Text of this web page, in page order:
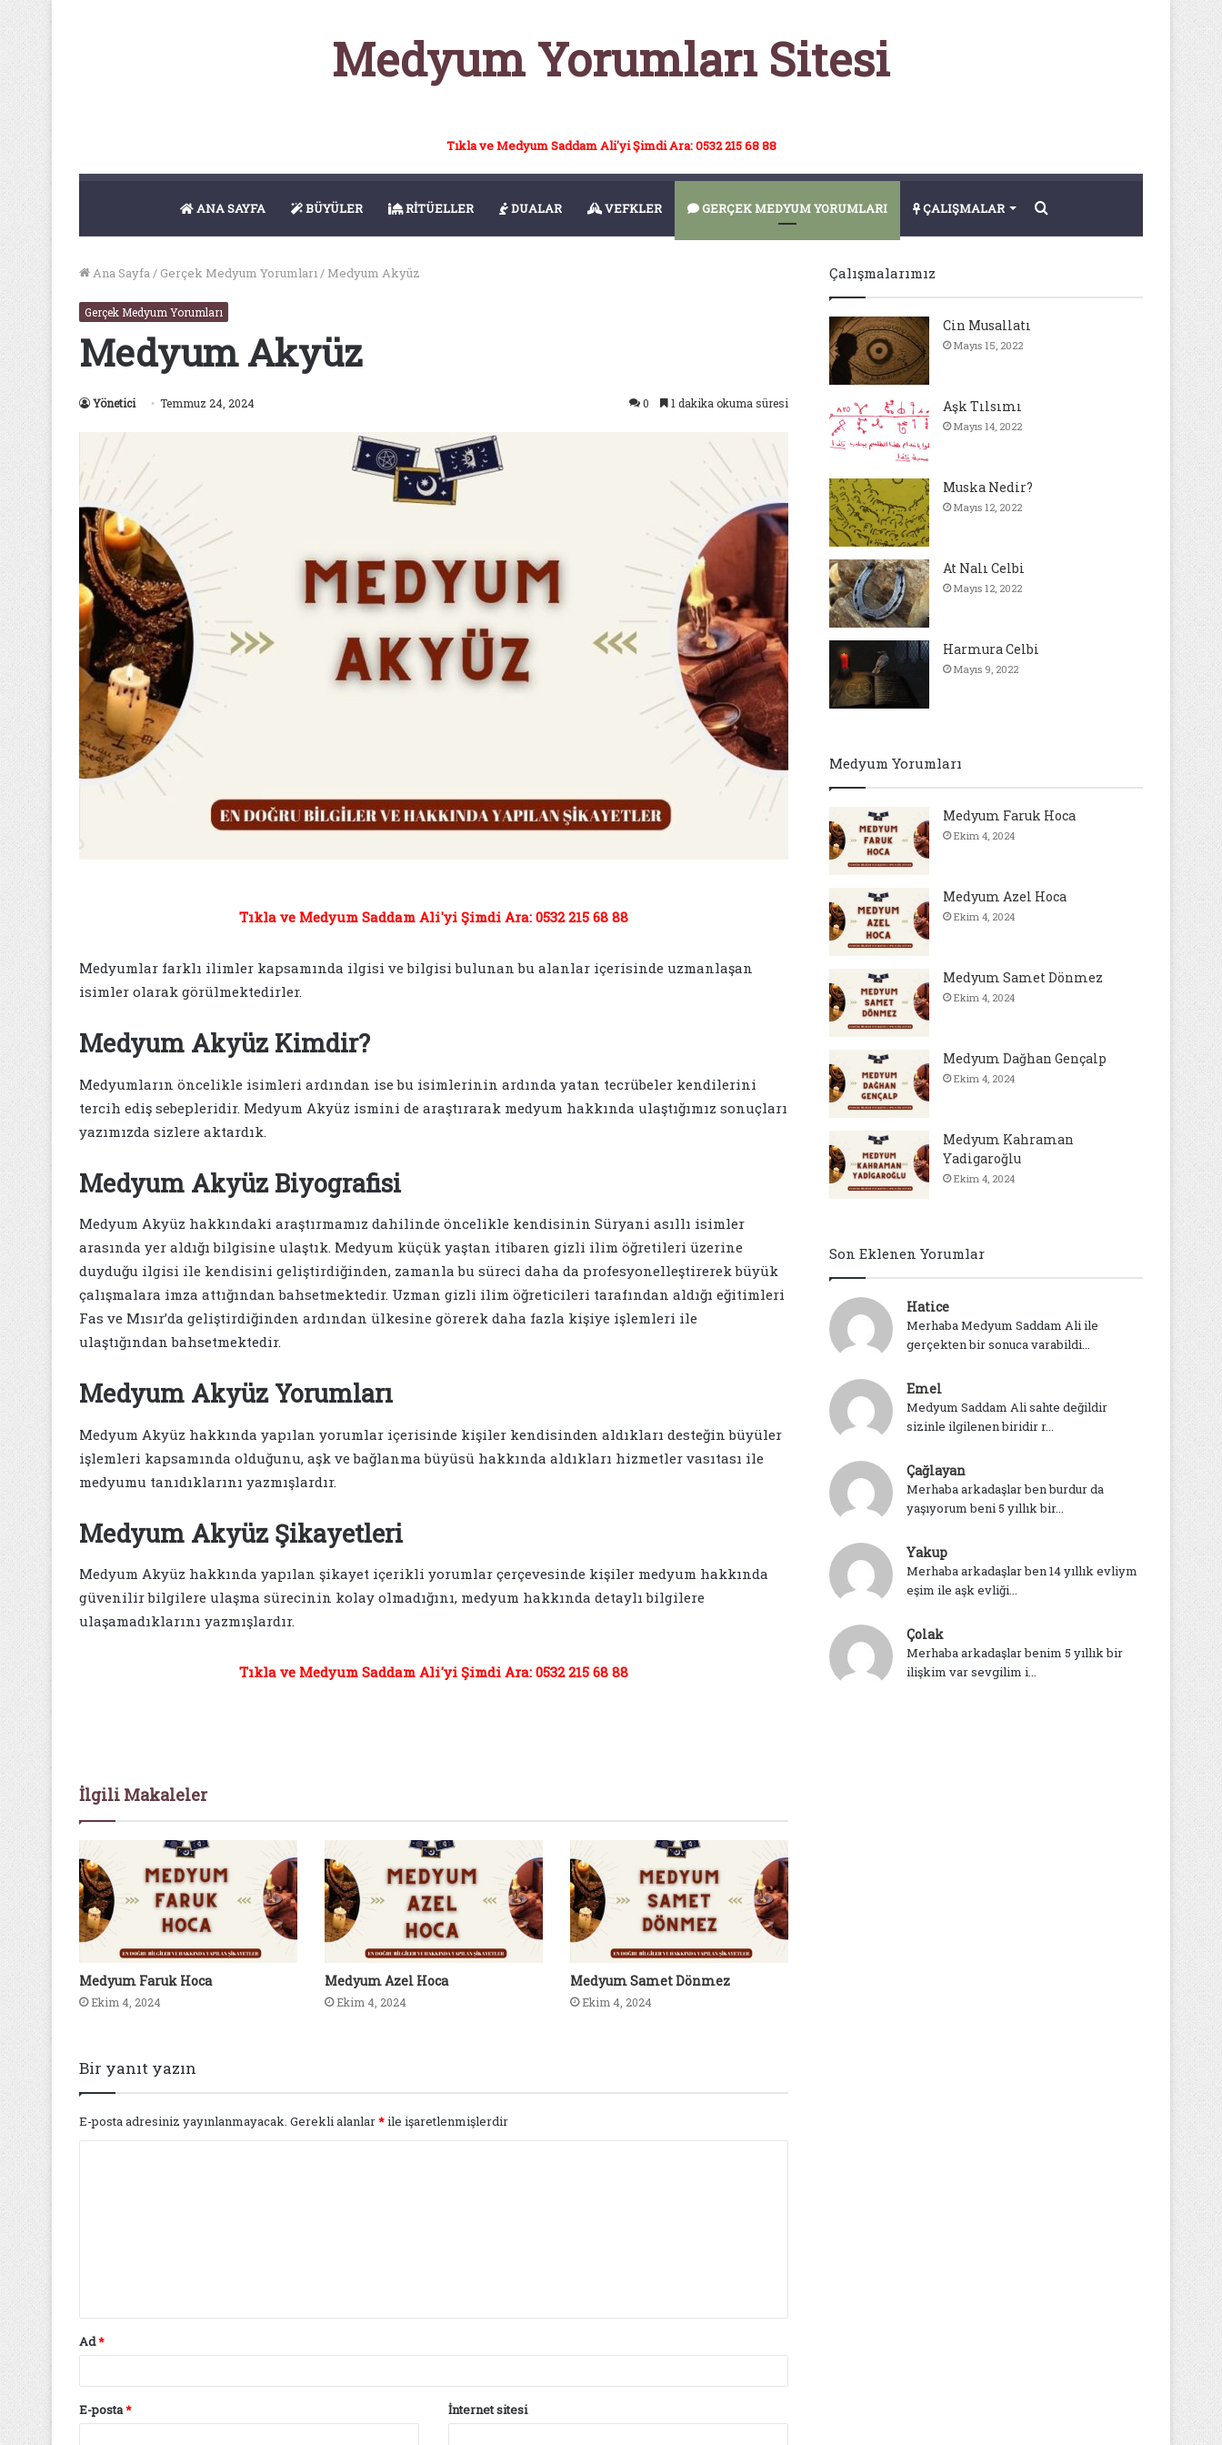
Medyum Yorumları Sitesi
Tıkla ve Medyum Saddam Ali'yi Şimdi Ara: 0532 215 68 88
ANA SAYFA BÜYÜLER RİTÜELLER DUALAR VEFKLER GERÇEK MEDYUM YORUMLARI ÇALIŞMALAR
Ana Sayfa/ Gerçek Medyum Yorumları/ Medyum Akyüz
Gerçek Medyum Yorumları
Medyum Akyüz
Yönetici Temmuz 24, 2024 0 1 dakika okuma süresi
Tıkla ve Medyum Saddam Ali'yi Şimdi Ara: 0532 215 68 88
Medyumlar farklı ilimler kapsamında ilgisi ve bilgisi bulunan bu alanlar içerisinde uzmanlaşan
isimler olarak görülmektedirler.
Medyum Akyüz Kimdir?
Medyumların öncelikle isimleri ardından ise bu isimlerinin ardında yatan tecrübeler kendilerini
tercih ediş sebepleridir. Medyum Akyüz ismini de araştırarak medyum hakkında ulaştığımız sonuçları
yazımızda sizlere aktardık.
Medyum Akyüz Biyografisi
Medyum Akyüz hakkındaki araştırmamız dahilinde öncelikle kendisinin Süryani asıllı isimler
arasında yer aldığı bilgisine ulaştık. Medyum küçük yaştan itibaren gizli ilim öğretileri üzerine
duyduğu ilgisi ile kendisini geliştirdiğinden, zamanla bu süreci daha da profesyonelleştirerek büyük
çalışmalara imza attığından bahsetmektedir. Uzman gizli ilim öğreticileri tarafından aldığı eğitimleri
Fas ve Mısır’da geliştirdiğinden ardından ülkesine görerek daha fazla kişiye işlemleri ile
ulaştığından bahsetmektedir.
Medyum Akyüz Yorumları
Medyum Akyüz hakkında yapılan yorumlar içerisinde kişiler kendisinden aldıkları desteğin büyüler
işlemleri kapsamında olduğunu, aşk ve bağlanma büyüsü hakkında aldıkları hizmetler vasıtası ile
medyumu tanıdıklarını yazmışlardır.
Medyum Akyüz Şikayetleri
Medyum Akyüz hakkında yapılan şikayet içerikli yorumlar çerçevesinde kişiler medyum hakkında
güvenilir bilgilere ulaşma sürecinin kolay olmadığını, medyum hakkında detaylı bilgilere
ulaşamadıklarını yazmışlardır.
Tıkla ve Medyum Saddam Ali'yi Şimdi Ara: 0532 215 68 88
İlgili Makaleler
Medyum Faruk Hoca
Ekim 4, 2024
Medyum Azel Hoca
Ekim 4, 2024
Medyum Samet Dönmez
Ekim 4, 2024
Bir yanıt yazın
E-posta adresiniz yayınlanmayacak. Gerekli alanlar*ile işaretlenmişlerdir
Ad*
E-posta* İnternet sitesi
Çalışmalarımız
Cin Musallatı
Mayıs 15, 2022
Aşk Tılsımı
Mayıs 14, 2022
Muska Nedir?
Mayıs 12, 2022
At Nalı Celbi
Mayıs 12, 2022
Harmura Celbi
Mayıs 9, 2022
Medyum Yorumları
Medyum Faruk Hoca
Ekim 4, 2024
Medyum Azel Hoca
Ekim 4, 2024
Medyum Samet Dönmez
Ekim 4, 2024
Medyum Dağhan Gençalp
Ekim 4, 2024
Medyum Kahraman
Yadigaroğlu
Ekim 4, 2024
Son Eklenen Yorumlar
Hatice
Merhaba Medyum Saddam Ali ile
gerçekten bir sonuca varabildi...
Emel
Medyum Saddam Ali sahte değildir
sizinle ilgilenen biridir r...
Çağlayan
Merhaba arkadaşlar ben burdur da
yaşıyorum beni 5 yıllık bir...
Yakup
Merhaba arkadaşlar ben 14 yıllık evliym
eşim ile aşk evliği...
Çolak
Merhaba arkadaşlar benim 5 yıllık bir
ilişkim var sevgilim i...